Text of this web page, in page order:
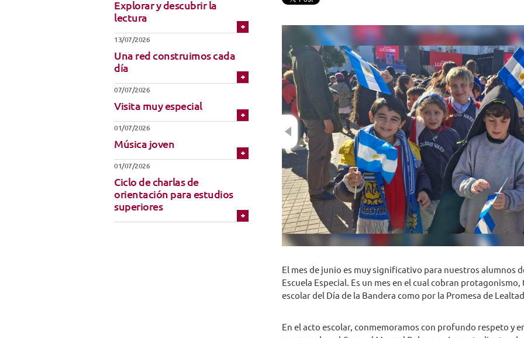
Uniforme
Técnicas de Iniciación
Música
Previous
El mes de junio es muy significativo para nuestros alumnos
Escuela Especial. Es un mes en el cual cobran
escolar del Día de la Bandera como por la Promesa de
En el acto escolar, conmemoramos con profundo respeto y
Explorar y descubrir la
lectura
13/07/2026
Una red construimos cada
día
07/07/2026
Visita muy especial
01/07/2026
Música joven
01/07/2026
Ciclo de charlas de
orientación para estudios
superiores